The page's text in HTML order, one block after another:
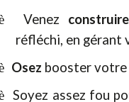
Venez construire
réfléchi, en gérant
Osez booster
Soyez assez fou